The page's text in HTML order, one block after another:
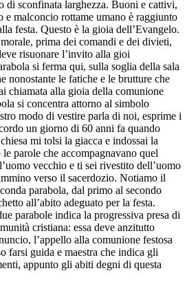
di sconfinata larghezza. Buoni e cattivi,
e malconcio rottame umano è raggiunto
festa. Questo è la gioia dell’Evangelo.
prima dei comandi e dei divieti,
risuonare l’invito alla gioi
si ferma qui, sulla soglia della sala
nonostante le fatiche e le brutture che
chiamata alla gioia della comunione
si concentra attorno al simbolo
modo di vestire parla di noi, esprime i
un giorno di 60 anni fa quando
mi tolsi la giacca e indossai la
parole che accompagnavano quel
vecchio e ti sei rivestito dell’uomo
verso il sacerdozio. Notiamo il
parabola, dal primo al secondo
all’abito adeguato per la festa.
parabole indica la progressiva presa di
cristiana: essa deve anzitutto
l’appello alla comunione festosa
farsi guida e maestra che indica gli
appunto gli abiti degni di questa